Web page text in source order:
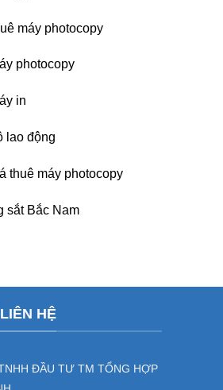
máy photocopy
photocopy
in
lao động
thuê máy photocopy
sắt Bắc Nam
HỆ
ĐẦU TƯ TM TỔNG HỢP